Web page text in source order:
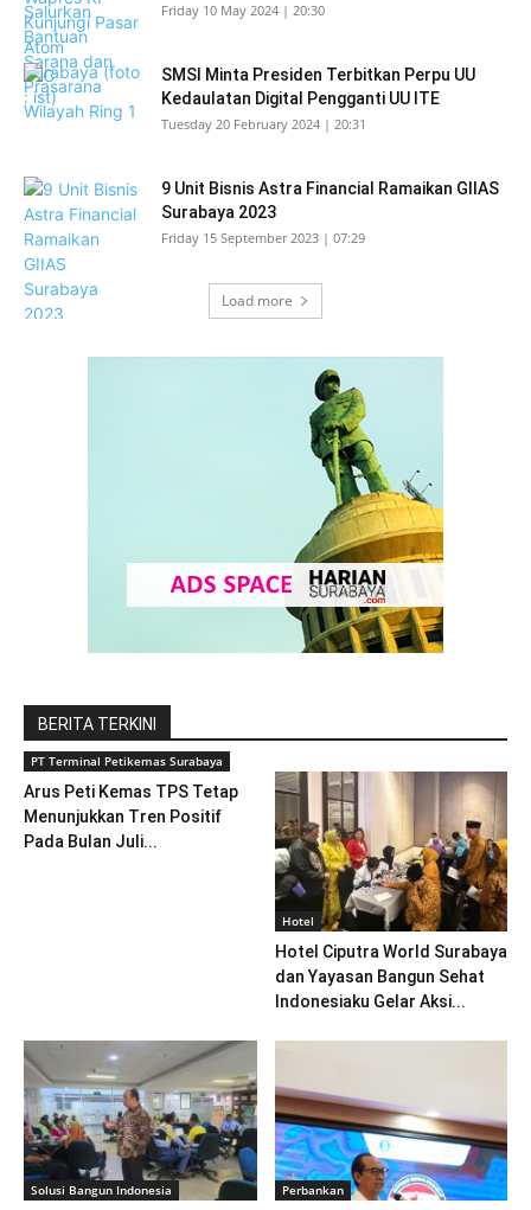
Friday 10 May 2024 | 20:30
SMSI Minta Presiden Terbitkan Perpu UU
Kedaulatan Digital Pengganti UU ITE
Tuesday 20 February 2024 | 20:31
9 Unit Bisnis Astra Financial Ramaikan GIIAS
Surabaya 2023
Friday 15 September 2023 | 07:29
Load more
BERITA TERKINI
PT Terminal Petikemas Surabaya
Arus Peti Kemas TPS Tetap
Menunjukkan Tren Positif
Pada Bulan Juli...
Hotel
Hotel Ciputra World Surabaya
dan Yayasan Bangun Sehat
Indonesiaku Gelar Aksi...
Solusi Bangun Indonesia Perbankan